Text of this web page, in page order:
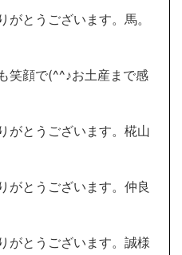
がとうございます。馬。
笑顔で(^^♪お土産まで感
がとうございます。椛山
がとうございます。仲良
がとうございます。誠様